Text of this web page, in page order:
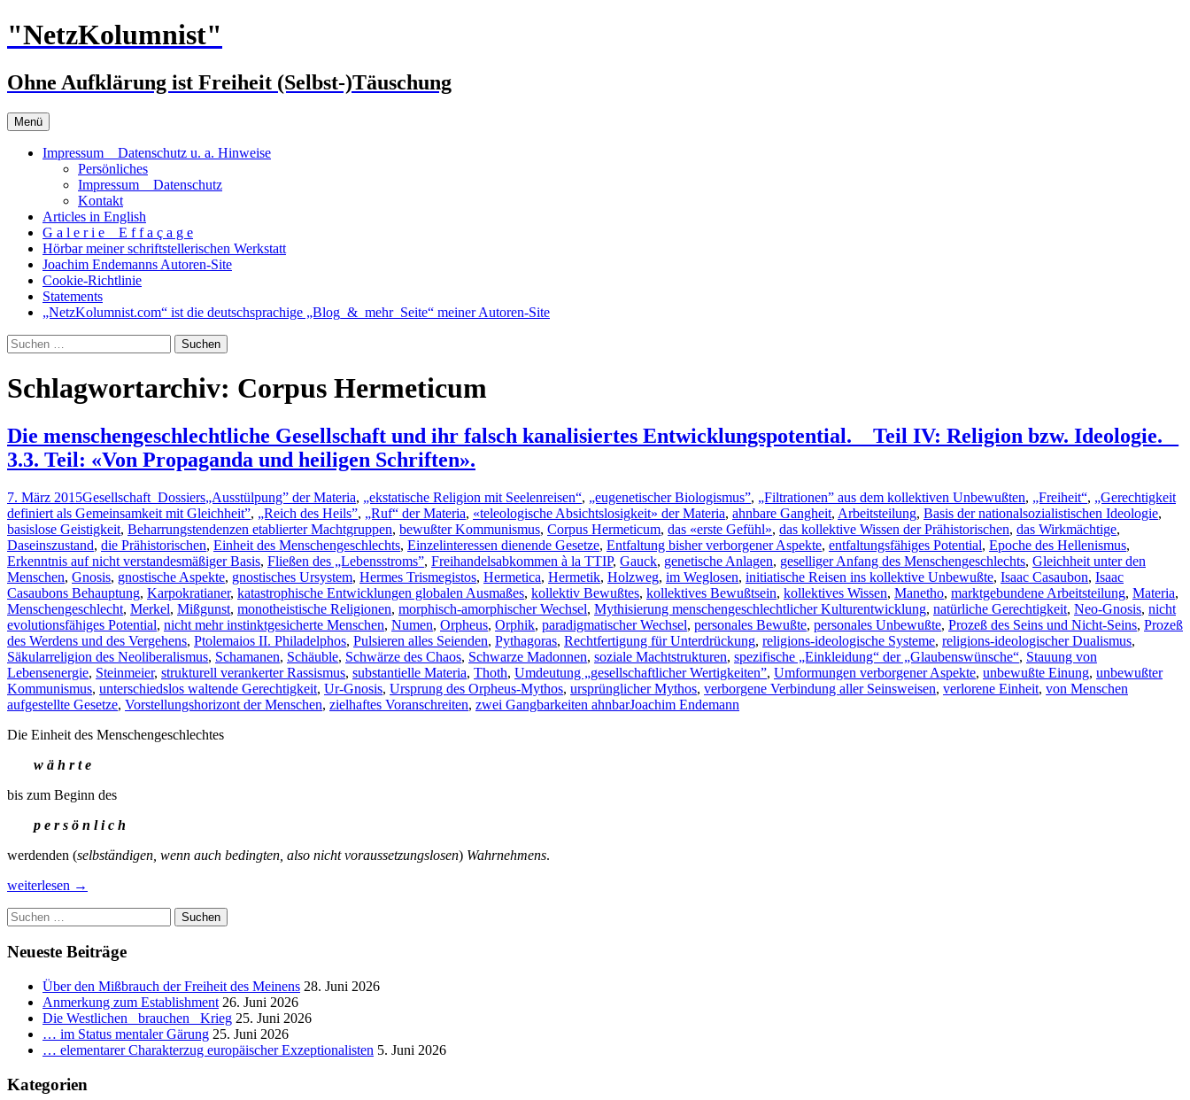
Zum
Inhalt
"NetzKolumnist"
Ohne Aufklärung ist Freiheit (Selbst-)Täuschung
Menü
Impressum _ Datenschutz u. a. Hinweise
Persönliches
Impressum _ Datenschutz
Kontakt
Articles in English
G a l e r i e _ E f f a ç a g e
Hörbar meiner schriftstellerischen Werkstatt
Joachim Endemanns Autoren-Site
Cookie-Richtlinie
Statements
„NetzKolumnist.com“ ist die deutschsprachige „Blog_&_mehr_Seite“ meiner Autoren-Site
Suchen
nach:
Schlagwortarchiv: Corpus Hermeticum
Die menschengeschlechtliche Gesellschaft und ihr falsch kanalisiertes Entwicklungspotential. _ Teil IV: Religion bzw. Ideologie. _
3.3. Teil: «Von Propaganda und heiligen Schriften».
7. März 2015Gesellschaft_Dossiers„Ausstülpung” der Materia, „ekstatische Religion mit Seelenreisen“, „eugenetischer Biologismus”, „Filtrationen” aus dem kollektiven Unbewußten, „Freiheit“, „Gerechtigkeit
definiert als Gemeinsamkeit mit Gleichheit”, „Reich des Heils”, „Ruf“ der Materia, «teleologische Absichtslosigkeit» der Materia, ahnbare Gangheit, Arbeitsteilung, Basis der nationalsozialistischen Ideologie,
basislose Geistigkeit, Beharrungstendenzen etablierter Machtgruppen, bewußter Kommunismus, Corpus Hermeticum, das «erste Gefühl», das kollektive Wissen der Prähistorischen, das Wirkmächtige,
Daseinszustand, die Prähistorischen, Einheit des Menschengeschlechts, Einzelinteressen dienende Gesetze, Entfaltung bisher verborgener Aspekte, entfaltungsfähiges Potential, Epoche des Hellenismus,
Erkenntnis auf nicht verstandesmäßiger Basis, Fließen des „Lebensstroms”, Freihandelsabkommen à la TTIP, Gauck, genetische Anlagen, geselliger Anfang des Menschengeschlechts, Gleichheit unter den
Menschen, Gnosis, gnostische Aspekte, gnostisches Ursystem, Hermes Trismegistos, Hermetica, Hermetik, Holzweg, im Weglosen, initiatische Reisen ins kollektive Unbewußte, Isaac Casaubon, Isaac
Casaubons Behauptung, Karpokratianer, katastrophische Entwicklungen globalen Ausmaßes, kollektiv Bewußtes, kollektives Bewußtsein, kollektives Wissen, Manetho, marktgebundene Arbeitsteilung, Materia,
Menschengeschlecht, Merkel, Mißgunst, monotheistische Religionen, morphisch-amorphischer Wechsel, Mythisierung menschengeschlechtlicher Kulturentwicklung, natürliche Gerechtigkeit, Neo-Gnosis, nicht
evolutionsfähiges Potential, nicht mehr instinktgesicherte Menschen, Numen, Orpheus, Orphik, paradigmatischer Wechsel, personales Bewußte, personales Unbewußte, Prozeß des Seins und Nicht-Seins, Prozeß
des Werdens und des Vergehens, Ptolemaios II. Philadelphos, Pulsieren alles Seienden, Pythagoras, Rechtfertigung für Unterdrückung, religions-ideologische Systeme, religions-ideologischer Dualismus,
Säkularreligion des Neoliberalismus, Schamanen, Schäuble, Schwärze des Chaos, Schwarze Madonnen, soziale Machtstrukturen, spezifische „Einkleidung“ der „Glaubenswünsche“, Stauung von
Lebensenergie, Steinmeier, strukturell verankerter Rassismus, substantielle Materia, Thoth, Umdeutung „gesellschaftlicher Wertigkeiten”, Umformungen verborgener Aspekte, unbewußte Einung, unbewußter
Kommunismus, unterschiedslos waltende Gerechtigkeit, Ur-Gnosis, Ursprung des Orpheus-Mythos, ursprünglicher Mythos, verborgene Verbindung aller Seinsweisen, verlorene Einheit, von Menschen
aufgestellte Gesetze, Vorstellungshorizont der Menschen, zielhaftes Voranschreiten, zwei Gangbarkeiten ahnbarJoachim Endemann
Die Einheit des Menschengeschlechtes
w ä h r t e
bis zum Beginn des
p e r s ö n l i c h
werdenden (selbständigen, wenn auch bedingten, also nicht voraussetzungslosen) Wahrnehmens.
Die
Gesellschaft
ihr
kanalisiertes
Entwicklungspotential.
Religion
bzw.
Ideologie.
weiterlesen →
Suchen
nach:
Neueste Beiträge
Über den Mißbrauch der Freiheit des Meinens 28. Juni 2026
Anmerkung zum Establishment 26. Juni 2026
Die Westlichen _brauchen_ Krieg 25. Juni 2026
… im Status mentaler Gärung 25. Juni 2026
… elementarer Charakterzug europäischer Exzeptionalisten 5. Juni 2026
Kategorien